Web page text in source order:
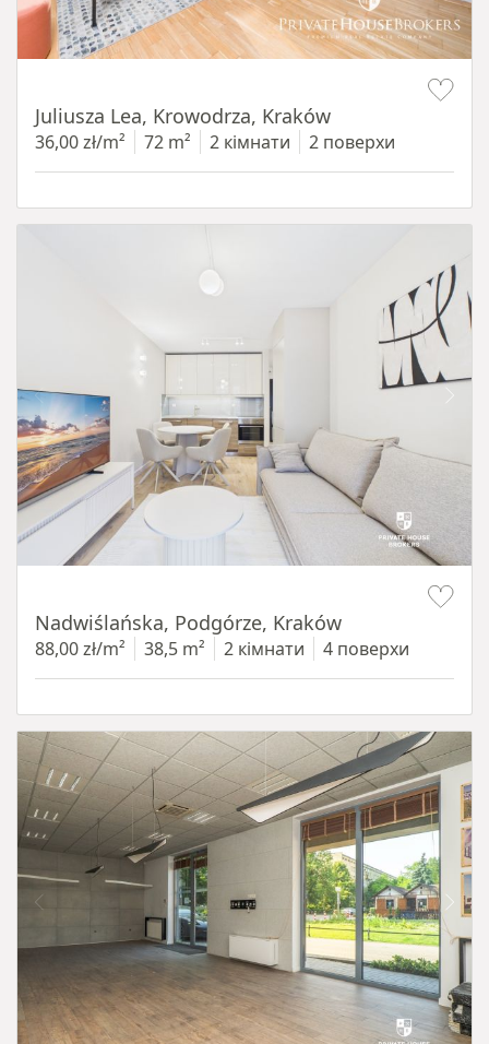
Juliusza Lea, Krowodrza, Kraków
36,00 zł/m² 72 m² 2 кімнати 2 поверхи
Nadwiślańska, Podgórze, Kraków
88,00 zł/m² 38,5 m² 2 кімнати 4 поверхи